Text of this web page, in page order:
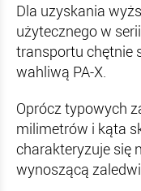
Dla uzyskania
użytecznego w
transportu chętnie
wahliwą PA-X.
Oprócz typowych
milimetrów i kąta
charakteryzuje się
wynoszącą